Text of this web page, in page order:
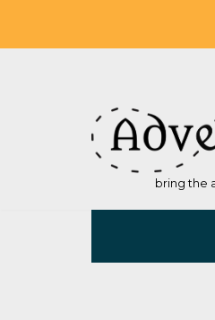
Hoppa
bring the